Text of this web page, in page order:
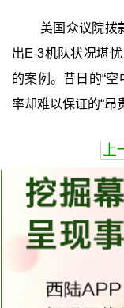
美国众议院拨
出E-3机队状况堪
的案例。昔日的“
率却难以保证的“昂
上